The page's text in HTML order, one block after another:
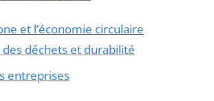
et l’économie circulaire
déchets et durabilité
entreprises